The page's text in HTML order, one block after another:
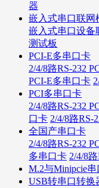
器
嵌入式串口联网
嵌入式串口设备
测试板
PCI-E多串口卡
2/4/8路RS-232
PCI-E多串口卡
PCI多串口卡
2/4/8路RS-232
口卡 2/4/8路RS-
全国产串口卡
2/4/8路RS-232
多串口卡 2/4/8
M.2与Minipcie串
USB转串口转换